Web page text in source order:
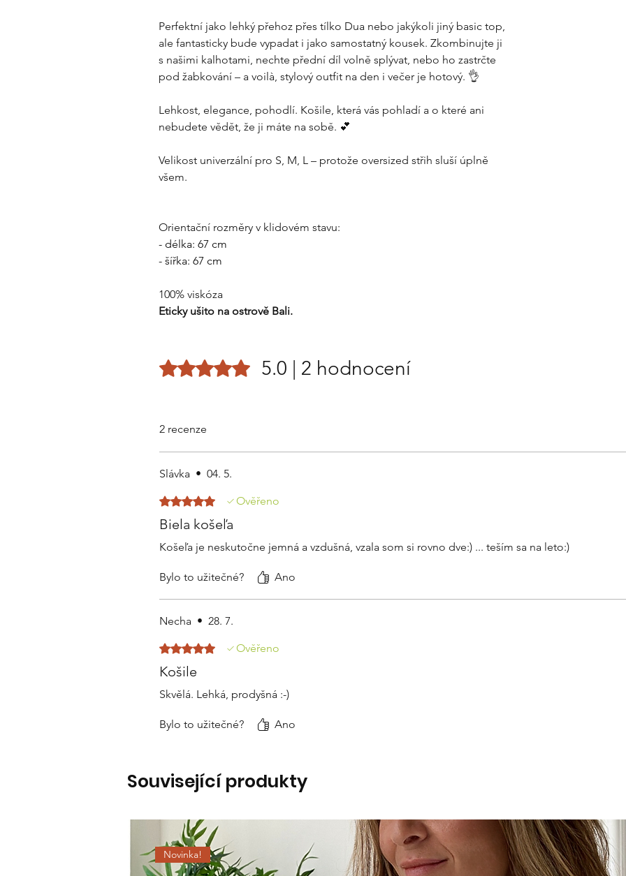
Perfektní jako lehký přehoz přes tílko Dua nebo jakýkoli jiný basic top,
ale fantasticky bude vypadat i jako samostatný kousek. Zkombinujte ji
s našimi kalhotami, nechte přední díl volně splývat, nebo ho zastrčte
pod žabkování – a voilà, stylový outfit na den i večer je hotový. 👌
Lehkost, elegance, pohodlí. Košile, která vás pohladí a o které ani
nebudete vědět, že ji máte na sobě. 💕
Velikost univerzální pro S, M, L – protože oversized střih sluší úplně
všem.
Orientační rozměry v klidovém stavu:
- délka: 67 cm
- šířka: 67 cm
100% viskóza
Eticky ušito na ostrově Bali.
Hodnoceno 5 z 5 hvězdiček.5.0 | 2 hodnocení
2 recenze
Slávka • 04. 5.
Hodnoceno 5 z 5 hvězdiček.
Ověřeno
Biela košeľa
Košeľa je neskutočne jemná a vzdušná, vzala som si rovno dve:) ... teším sa na leto:)
Bylo to užitečné? Ano
Necha • 28. 7.
Hodnoceno 5 z 5 hvězdiček.
Ověřeno
Košile
Skvělá. Lehká, prodyšná :-)
Bylo to užitečné? Ano
Související produkty
Novinka!